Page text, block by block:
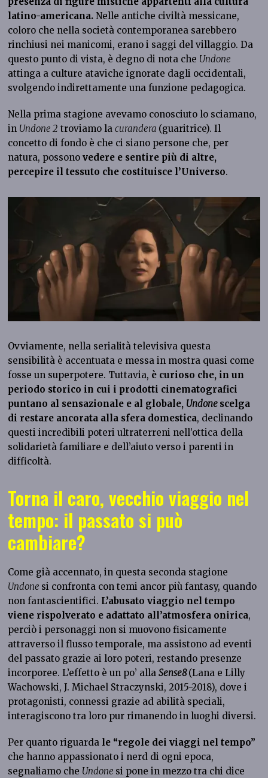
latino-americana.Nelle antiche civiltà messicane,
coloro che nella società contemporanea sarebbero
rinchiusi nei manicomi, erano i saggi del villaggio. Da
questo punto di vista, è degno di nota che Undone
attinga a culture ataviche ignorate dagli occidentali,
svolgendo indirettamente una funzione pedagogica.
Nella prima stagione avevamo conosciuto lo sciamano,
in Undone 2 troviamo lacurandera (guaritrice). Il
concetto di fondo è che ci siano persone che, per
natura, possonovedere e sentire più di altre,
percepire il tessuto che costituisce l’Universo.
Ovviamente, nella serialità televisiva questa
sensibilità è accentuata e messa in mostra quasi come
fosse un superpotere. Tuttavia, è curioso che, in un
periodo storico in cui i prodotti cinematografici
puntano al sensazionale e al globale, Undone scelga
di restare ancorata alla sfera domestica, declinando
questi incredibili poteri ultraterreni nell’ottica della
solidarietà familiare e dell’aiuto verso i parenti in
difficoltà.
Torna il caro, vecchio viaggio nel
tempo: il passato si può
cambiare?
Come già accennato, in questa seconda stagione
Undone si confronta con temi ancor più fantasy, quando
non fantascientifici. L’abusato viaggio nel tempo
viene rispolverato e adattato all’atmosfera onirica,
perciò i personaggi non si muovono fisicamente
attraverso il flusso temporale, ma assistono ad eventi
del passato grazie ai loro poteri, restando presenze
incorporee. L’effetto è un po’ allaSense8(Lana e Lilly
Wachowski, J. Michael Straczynski, 2015-2018), dove i
protagonisti, connessi grazie ad abilità speciali,
interagiscono tra loro pur rimanendo in luoghi diversi.
Per quanto riguarda le “regole dei viaggi nel tempo”
che hanno appassionato i nerd di ogni epoca,
segnaliamo che Undone si pone in mezzo tra chi dice